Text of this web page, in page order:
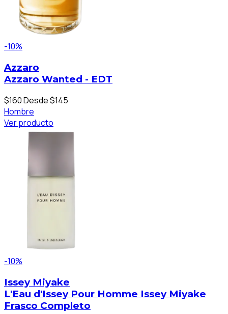
-10%
Azzaro
Azzaro Wanted - EDT
$160Desde $145
Hombre
Ver producto
-10%
Issey Miyake
L'Eau d'Issey Pour Homme Issey Miyake
Frasco Completo